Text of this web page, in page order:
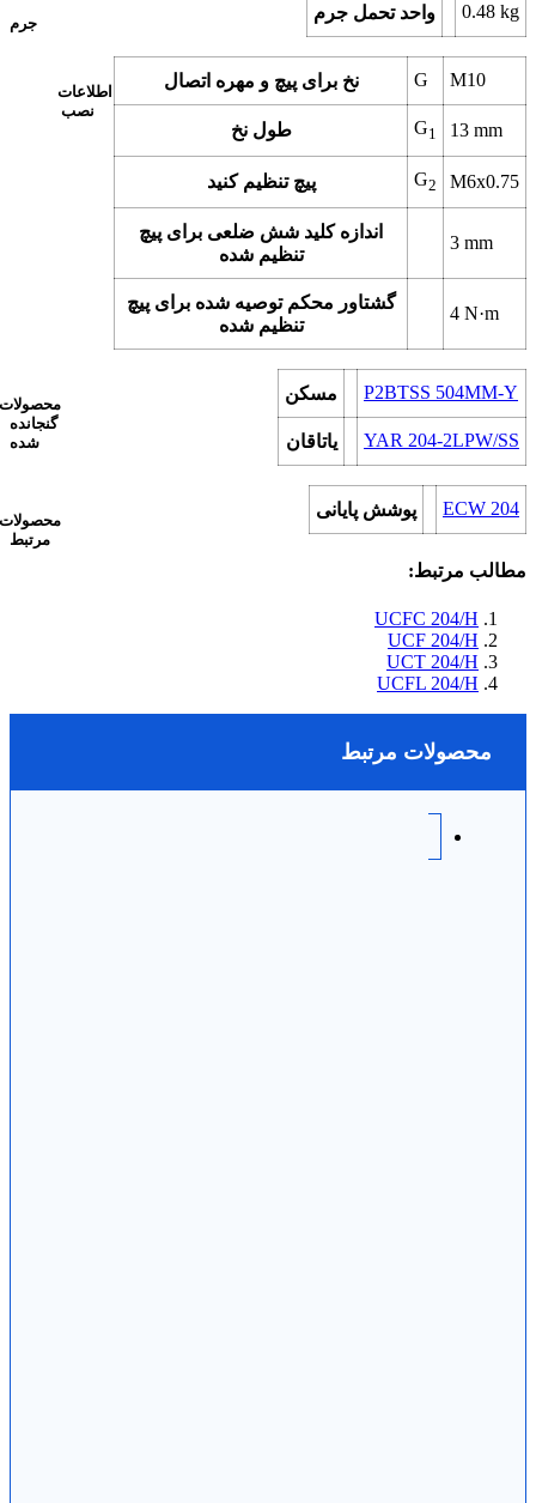
جرم
واحد تحمل جرم 0.48 kg
اطلاعات
نصب
نخ برای پیچ و مهره اتصال G M10
طول نخ G1 13 mm
پیچ تنظیم کنید G2 M6x0.75
اندازه کلید شش ضلعی برای پیچ
تنظیم شده
3 mm
گشتاور محکم توصیه شده برای پیچ
تنظیم شده
4 N·m
محصولات
گنجانده
شده
مسکن P2BTSS 504MM-Y
یاتاقان YAR 204-2LPW/SS
محصولات
مرتبط
پوشش پایانی ECW 204
مطالب مرتبط:
UCFC 204/H
UCF 204/H
UCT 204/H
UCFL 204/H
محصولات مرتبط